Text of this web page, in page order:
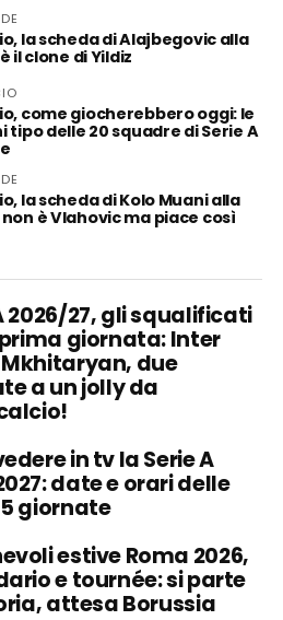
la scheda di Alajbegovic alla
il clone di Yildiz
come giocherebbero oggi: le
tipo delle 20 squadre di Serie A
la scheda di Kolo Muani alla
è Vlahovic ma piace così
2026/27, gli squalificati
giornata: Inter
due
a un jolly da
in tv la Serie A
date e orari delle
giornate
estive Roma 2026,
e tournée: si parte
attesa Borussia